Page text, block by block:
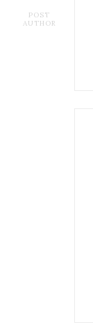
POST
AUTHOR